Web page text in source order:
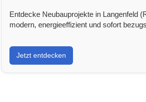
Entdecke Neubauprojekte in Langenfeld
modern, energieeffizient und sofort
Jetzt entdecken